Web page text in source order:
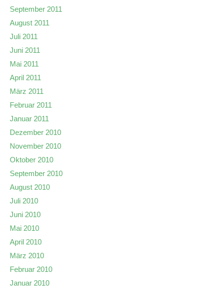
September 2011
August 2011
Juli 2011
Juni 2011
Mai 2011
April 2011
März 2011
Februar 2011
Januar 2011
Dezember 2010
November 2010
Oktober 2010
September 2010
August 2010
Juli 2010
Juni 2010
Mai 2010
April 2010
März 2010
Februar 2010
Januar 2010